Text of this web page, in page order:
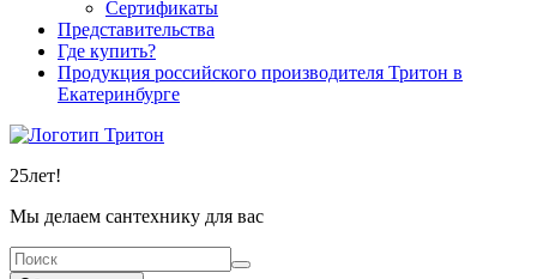
Сертификаты
Представительства
Где купить?
Продукция российского производителя Тритон в
Екатеринбурге
25лет!
Мы делаем сантехнику для вас